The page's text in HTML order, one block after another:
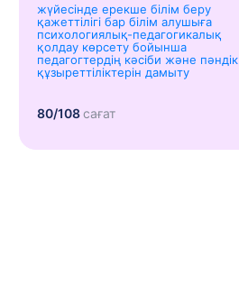
жүйесінде ерекше білім беру
қажеттілігі бар білім алушыға
психологиялық-педагогикалық
қолдау көрсету бойынша
педагогтердің кәсіби және пәндік
құзыреттіліктерін дамыту
80/108сағат